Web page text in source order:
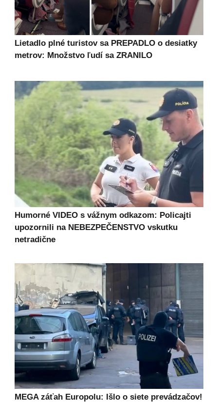
Lietadlo plné turistov sa PREPADLO o desiatky
metrov: Množstvo ľudí sa ZRANILO
Humorné VIDEO s vážnym odkazom: Policajti
upozornili na NEBEZPEČENSTVO vskutku
netradične
MEGA záťah Europolu: Išlo o siete prevádzačov!